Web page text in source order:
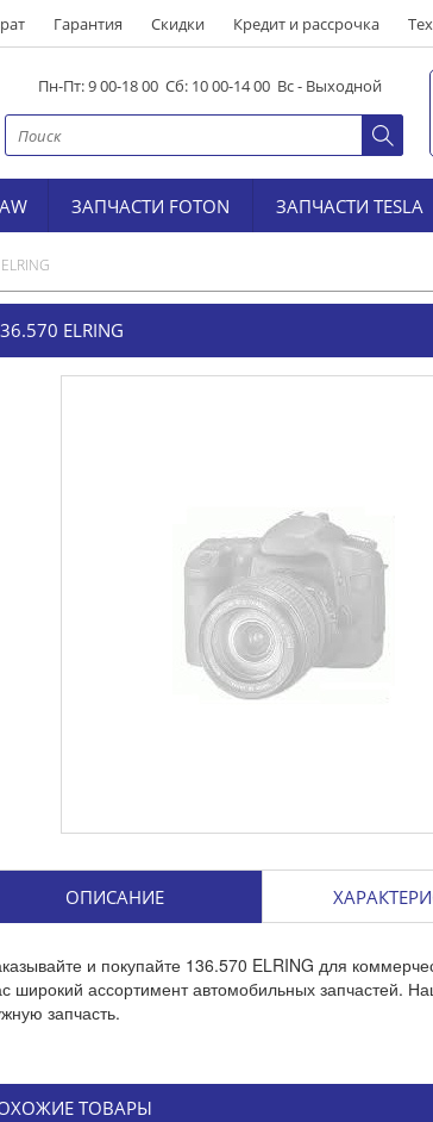
Гарантия Скидки Кредит и рассрочка
Пн-Пт: 9 00-18 00 Сб: 10 00-14 00 Вс - Выходной
ЗАПЧАСТИ FOTON ЗАПЧАСТИ TESLA
ELRING
ОПИСАНИЕ
и покупайте 136.570 ELRING для
широкий ассортимент автомобильных запчастей.
запчасть.
ТОВАРЫ